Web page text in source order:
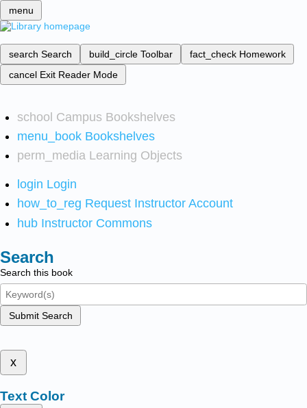
menu
search Search build_circle Toolbar fact_check Homework
cancel Exit Reader Mode
school Campus Bookshelves
menu_book Bookshelves
perm_media Learning Objects
login Login
how_to_reg Request Instructor Account
hub Instructor Commons
Search
Search this book
Submit Search
x
Text Color